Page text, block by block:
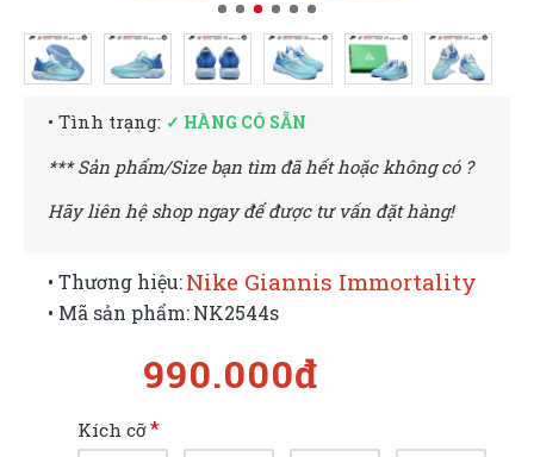
• Tình trạng: ✓ HÀNG CÓ SẴN
*** Sản phẩm/Size bạn tìm đã hết hoặc không có ?
Hãy liên hệ shop ngay để được tư vấn đặt hàng!
990.000đ
• Thương hiệu:Nike Giannis Immortality
• Mã sản phẩm:NK2544s
Kích cỡ